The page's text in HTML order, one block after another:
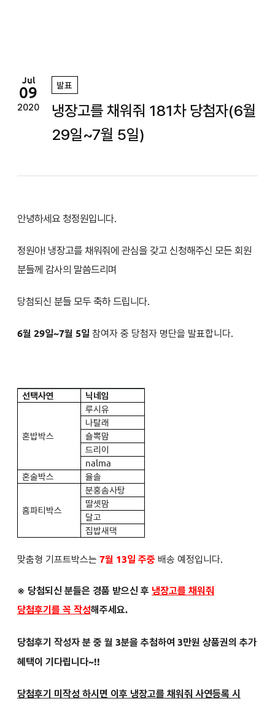
Jul
09
2020
발표
냉장고를 채워줘 181차 당첨자(6월
29일~7월 5일)
안녕하세요 청정원입니다.
정원아! 냉장고를 채워줘에 관심을 갖고 신청해주신 모든 회원
분들께 감사의 말씀드리며
당첨되신 분들 모두 축하 드립니다.
6월 29일~7월 5일 참여자 중 당첨자 명단을 발표합니다.
선택사연 닉네임
혼밥박스
루시유
나탈래
숄뽁맘
드리이
nalma
혼술박스
율솔
홈파티박스
분홍솜사탕
딸셋맘
달고
집밥새댁
맞춤형 기프트박스는 7월 13일 주중 배송 예정입니다.
※ 당첨되신 분들은 경품 받으신 후 냉장고를 채워줘
당첨후기를 꼭 작성해주세요.
당첨후기 작성자 분 중 월 3분을 추첨하여 3만원 상품권의 추가
혜택이 기다립니다~!!
당첨후기 미작성 하시면 이후 냉장고를 채워줘 사연등록 시